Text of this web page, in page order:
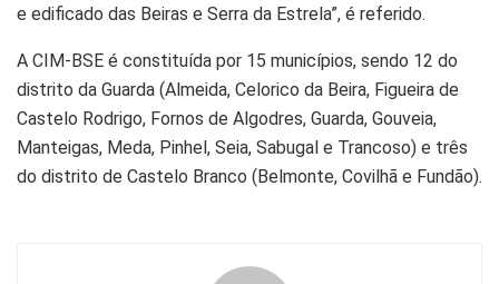
e edificado das Beiras e Serra da Estrela”, é referido.
A CIM-BSE é constituída por 15 municípios, sendo 12 do
distrito da Guarda (Almeida, Celorico da Beira, Figueira de
Castelo Rodrigo, Fornos de Algodres, Guarda, Gouveia,
Manteigas, Meda, Pinhel, Seia, Sabugal e Trancoso) e três
do distrito de Castelo Branco (Belmonte, Covilhã e Fundão).